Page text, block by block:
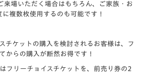
来場いただく場合はもちろん、ご家族・お
複数枚使用するのも可能です！
チケットの購入を検討されるお客様は、フ
からの購入が断然お得です！
フリーチョイスチケットを、前売り券の2